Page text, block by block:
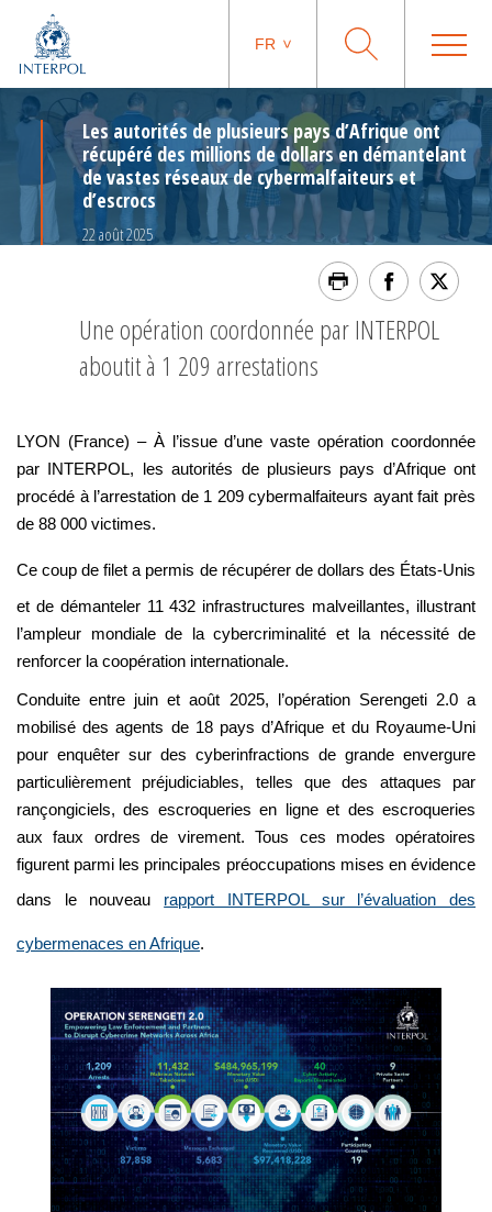
FR
Les autorités de plusieurs pays d’Afrique ont
récupéré des millions de dollars en démantelant
de vastes réseaux de cybermalfaiteurs et
d’escrocs
22 août 2025
Une opération coordonnée par INTERPOL
aboutit à 1 209 arrestations
LYON (France) – À l’issue d’une vaste opération coordonnée
par INTERPOL, les autorités de plusieurs pays d’Afrique ont
procédé à l’arrestation de 1 209 cybermalfaiteurs ayant fait près
de 88 000 victimes.
Ce coup de filet a permis de récupérer de dollars des États-Unis
et de démanteler 11 432 infrastructures malveillantes, illustrant
l’ampleur mondiale de la cybercriminalité et la nécessité de
renforcer la coopération internationale.
Conduite entre juin et août 2025, l’opération Serengeti 2.0 a
mobilisé des agents de 18 pays d’Afrique et du Royaume-Uni
pour enquêter sur des cyberinfractions de grande envergure
particulièrement préjudiciables, telles que des attaques par
rançongiciels, des escroqueries en ligne et des escroqueries
aux faux ordres de virement. Tous ces modes opératoires
figurent parmi les principales préoccupations mises en évidence
dans le nouveau rapport INTERPOL sur l’évaluation des
cybermenaces en Afrique.